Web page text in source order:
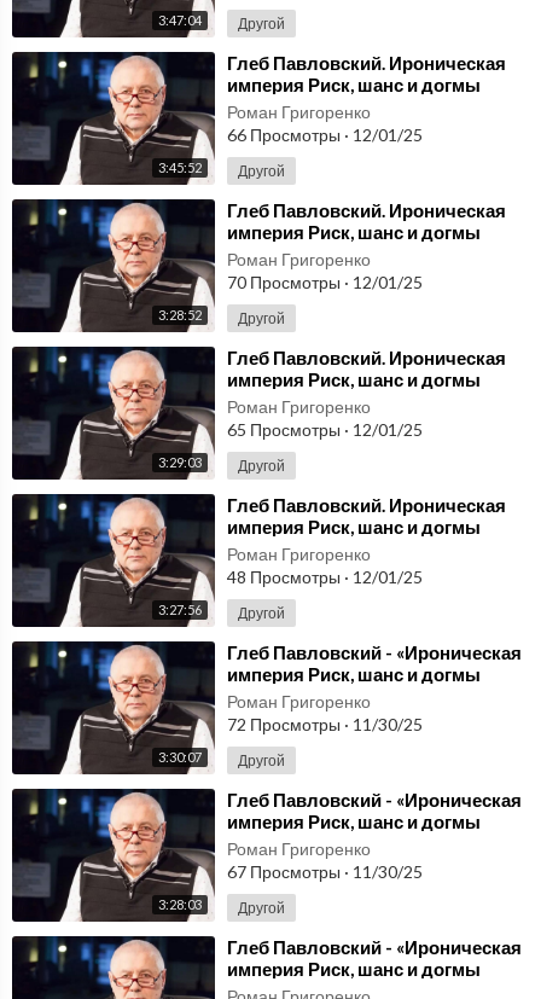
3:47:04 Другой
3:45:52
⁣Глеб Павловский. Ироническая
империя Риск, шанс и догмы
Системы РФ (узбекский) 1
Роман Григоренко
66 Просмотры · 12/01/25
Другой
3:28:52
⁣Глеб Павловский. Ироническая
империя Риск, шанс и догмы
Системы РФ (словацкий) 3
Роман Григоренко
70 Просмотры · 12/01/25
Другой
3:29:03
⁣Глеб Павловский. Ироническая
империя Риск, шанс и догмы
Системы РФ (словацкий) 2
Роман Григоренко
65 Просмотры · 12/01/25
Другой
3:27:56
⁣Глеб Павловский. Ироническая
империя Риск, шанс и догмы
Системы РФ (словацкий) 1
Роман Григоренко
48 Просмотры · 12/01/25
Другой
3:30:07
⁣Глеб Павловский - «Ироническая
империя Риск, шанс и догмы
Системы РФ» (чешский) 3
Роман Григоренко
72 Просмотры · 11/30/25
Другой
3:28:03
⁣Глеб Павловский - «Ироническая
империя Риск, шанс и догмы
Системы РФ» (чешский) 2
Роман Григоренко
67 Просмотры · 11/30/25
Другой
⁣Глеб Павловский - «Ироническая
империя Риск, шанс и догмы
Системы РФ» (чешский) 1